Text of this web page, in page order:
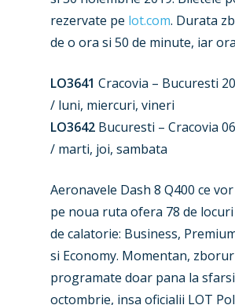
rezervate pe lot.com. Durata
de o ora si 50 de minute, iar
LO3641 Cracovia – Bucuresti
/ luni, miercuri, vineri
LO3642 Bucuresti – Cracovia
/ marti, joi, sambata
Aeronavele Dash 8 Q400 ce
pe noua ruta ofera 78 de locuri
de calatorie: Business,
si Economy. Momentan,
programate doar pana la
octombrie, insa oficialii LOT